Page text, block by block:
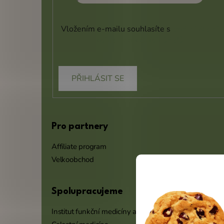
Vložením e-mailu souhlasíte s
PŘIHLÁSIT SE
Pro partnery
Affiliate program
Velkoobchod
Spolupracujeme
Institut funkční medicíny a výživy